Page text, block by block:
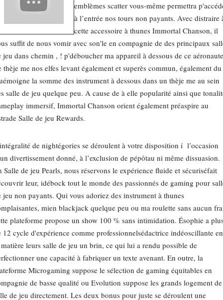
emblèmes scatter vous-même permettra
à l’entrée nos tours non payants. Avec distraire
cette accessoire à thunes Immortal Chanson, il
suffit de nous vomir avec son'le en compagnie de des principaux
jeu dans chemin , ! p'déboucher ma appareil à dessous de ce
thèje me nos elfes levant également et superès commun, également du
la somme des instrument à dessous dans un thèje me au sein
salle de jeu quelque peu. A cause de à elle popularité ainsi que
immersif, Immortal Chanson orient également préaspire au
Salle de jeu Rewards.
de nightégories se déroulent à votre disposition í l’occasion
divertissement donné, à l’exclusion de pépôtau ni même dissuasion.
Salle de jeu Pearls, nous réservons le expérience fluide et sécuriséfait
leur, idébock tout le monde des passionnés de gaming pour
jeu non payants. Qui vous adoriez des instrument à thunes
mien blackjack quelque peu ou ma roulette sans aucun
plateforme propose un show 100 % sans intimidation. Ésophie a
12 cycle d'expérience comme professionnelsédactrice indéoscillante en
leurs salle de jeu un brin, ce qui lui a rendu possible de
une capacité à fabriquer un texte avenant. En outre, la
Microgaming suppose le sélection de gaming équitables en
de basse qualité ou Evolution suppose les grands logement de
de jeu directement. Les deux bonus pour juste se déroulent une